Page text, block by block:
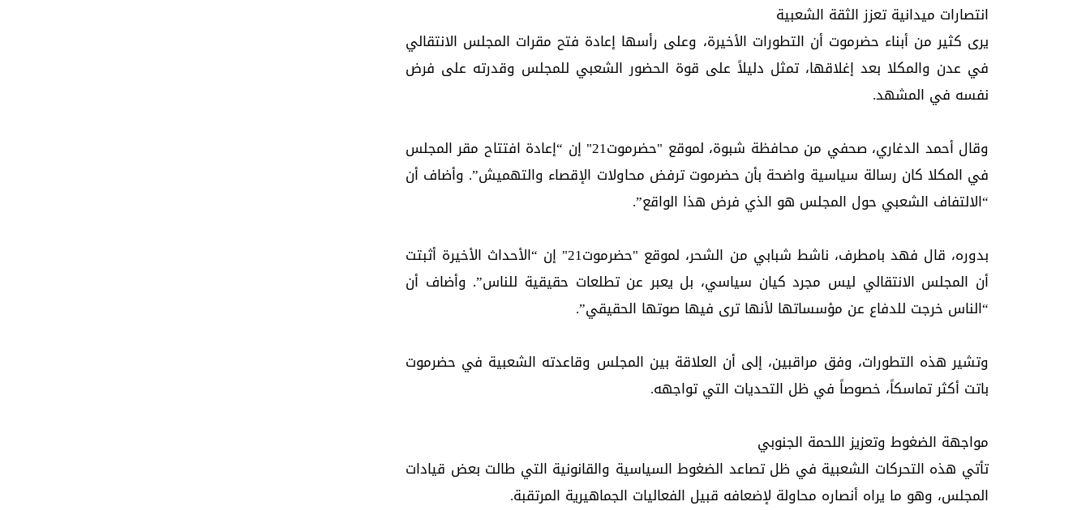
انتصارات ميدانية تعزز الثقة الشعبية
يرى كثير من أبناء حضرموت أن التطورات الأخيرة، وعلى رأسها إعادة فتح مقرات المجلس الانتقالي
في عدن والمكلا بعد إغلاقها، تمثل دليلاً على قوة الحضور الشعبي للمجلس وقدرته على فرض
نفسه في المشهد.
وقال أحمد الدغاري، صحفي من محافظة شبوة، لموقع "حضرموت21" إن “إعادة افتتاح مقر المجلس
في المكلا كان رسالة سياسية واضحة بأن حضرموت ترفض محاولات الإقصاء والتهميش”. وأضاف أن
“الالتفاف الشعبي حول المجلس هو الذي فرض هذا الواقع”.
بدوره، قال فهد بامطرف، ناشط شبابي من الشحر، لموقع "حضرموت21" إن “الأحداث الأخيرة أثبتت
أن المجلس الانتقالي ليس مجرد كيان سياسي، بل يعبر عن تطلعات حقيقية للناس”. وأضاف أن
“الناس خرجت للدفاع عن مؤسساتها لأنها ترى فيها صوتها الحقيقي”.
وتشير هذه التطورات، وفق مراقبين، إلى أن العلاقة بين المجلس وقاعدته الشعبية في حضرموت
باتت أكثر تماسكاً، خصوصاً في ظل التحديات التي تواجهه.
مواجهة الضغوط وتعزيز اللحمة الجنوبي
تأتي هذه التحركات الشعبية في ظل تصاعد الضغوط السياسية والقانونية التي طالت بعض قيادات
المجلس، وهو ما يراه أنصاره محاولة لإضعافه قبيل الفعاليات الجماهيرية المرتقبة.